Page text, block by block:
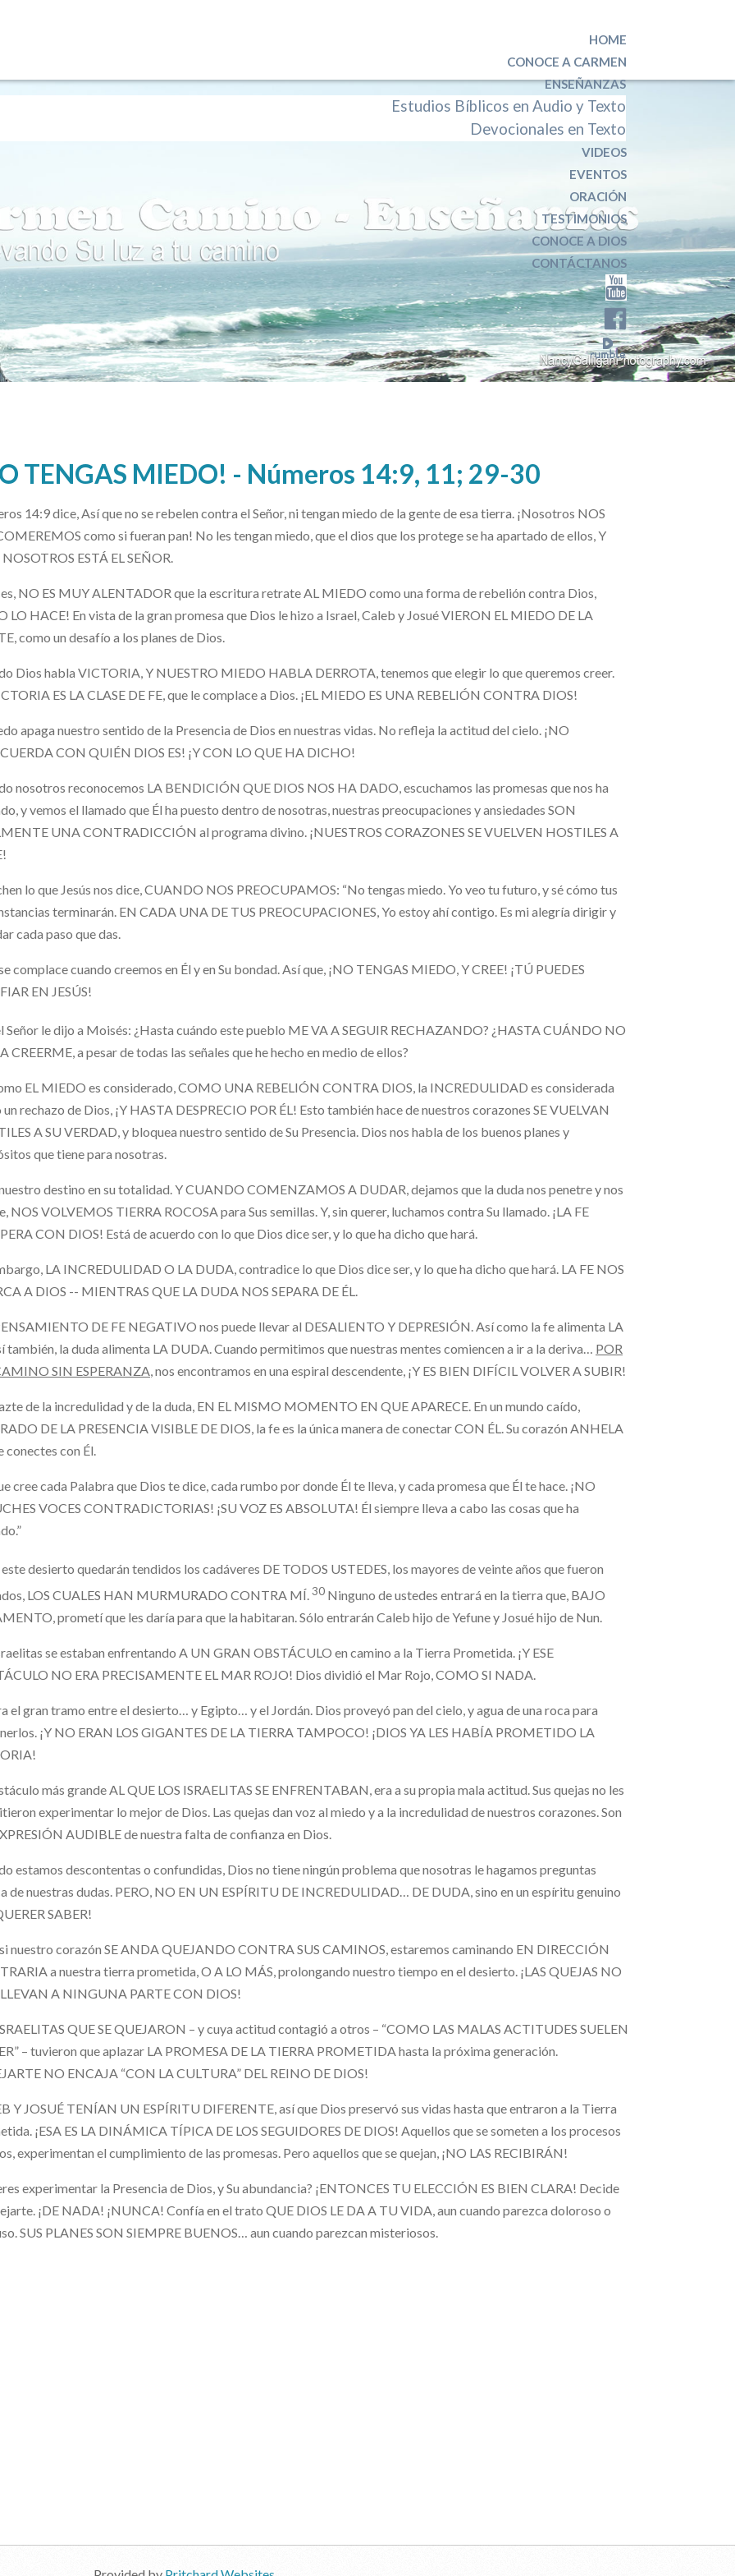
HOME
CONOCE A CARMEN
ENSEÑANZAS
Estudios Bíblicos en Audio y Texto
Devocionales en Texto
VIDEOS
EVENTOS
ORACIÓN
TESTIMONIOS
CONOCE A DIOS
CONTÁCTANOS
TENGAS MIEDO! - Números 14:9, 11; 29-30
14:9 dice, Así que no se rebelen contra el Señor, ni tengan miedo de la gente de esa tierra. ¡Nosotros NOS
como si fueran pan! No les tengan miedo, que el dios que los protege se ha apartado de ellos, Y
ESTÁ EL SEÑOR.
NO ES MUY ALENTADOR que la escritura retrate AL MIEDO como una forma de rebelión contra Dios,
LO HACE! En vista de la gran promesa que Dios le hizo a Israel, Caleb y Josué VIERON EL MIEDO DE LA
como un desafío a los planes de Dios.
Dios habla VICTORIA, Y NUESTRO MIEDO HABLA DERROTA, tenemos que elegir lo que queremos creer.
ES LA CLASE DE FE, que le complace a Dios. ¡EL MIEDO ES UNA REBELIÓN CONTRA DIOS!
apaga nuestro sentido de la Presencia de Dios en nuestras vidas. No refleja la actitud del cielo. ¡NO
CON QUIÉN DIOS ES! ¡Y CON LO QUE HA DICHO!
nosotros reconocemos LA BENDICIÓN QUE DIOS NOS HA DADO, escuchamos las promesas que nos ha
y vemos el llamado que Él ha puesto dentro de nosotras, nuestras preocupaciones y ansiedades SON
UNA CONTRADICCIÓN al programa divino. ¡NUESTROS CORAZONES SE VUELVEN HOSTILES A
lo que Jesús nos dice, CUANDO NOS PREOCUPAMOS: “No tengas miedo. Yo veo tu futuro, y sé cómo tus
terminarán. EN CADA UNA DE TUS PREOCUPACIONES, Yo estoy ahí contigo. Es mi alegría dirigir y
cada paso que das.
complace cuando creemos en Él y en Su bondad. Así que, ¡NO TENGAS MIEDO, Y CREE! ¡TÚ PUEDES
EN JESÚS!
Señor le dijo a Moisés: ¿Hasta cuándo este pueblo ME VA A SEGUIR RECHAZANDO? ¿HASTA CUÁNDO NO
CREERME, a pesar de todas las señales que he hecho en medio de ellos?
EL MIEDO es considerado, COMO UNA REBELIÓN CONTRA DIOS, la INCREDULIDAD es considerada
rechazo de Dios, ¡Y HASTA DESPRECIO POR ÉL! Esto también hace de nuestros corazones SE VUELVAN
A SU VERDAD, y bloquea nuestro sentido de Su Presencia. Dios nos habla de los buenos planes y
que tiene para nosotras.
destino en su totalidad. Y CUANDO COMENZAMOS A DUDAR, dejamos que la duda nos penetre y nos
NOS VOLVEMOS TIERRA ROCOSA para Sus semillas. Y, sin querer, luchamos contra Su llamado. ¡LA FE
CON DIOS! Está de acuerdo con lo que Dios dice ser, y lo que ha dicho que hará.
LA INCREDULIDAD O LA DUDA, contradice lo que Dios dice ser, y lo que ha dicho que hará. LA FE NOS
A DIOS -- MIENTRAS QUE LA DUDA NOS SEPARA DE ÉL.
DE FE NEGATIVO nos puede llevar al DESALIENTO Y DEPRESIÓN. Así como la fe alimenta LA
también, la duda alimenta LA DUDA. Cuando permitimos que nuestras mentes comiencen a ir a la deriva… POR
SIN ESPERANZA, nos encontramos en una espiral descendente, ¡Y ES BIEN DIFÍCIL VOLVER A SUBIR!
de la incredulidad y de la duda, EN EL MISMO MOMENTO EN QUE APARECE. En un mundo caído,
DE LA PRESENCIA VISIBLE DE DIOS, la fe es la única manera de conectar CON ÉL. Su corazón ANHELA
conectes con Él.
cree cada Palabra que Dios te dice, cada rumbo por donde Él te lleva, y cada promesa que Él te hace. ¡NO
VOCES CONTRADICTORIAS! ¡SU VOZ ES ABSOLUTA! Él siempre lleva a cabo las cosas que ha
este desierto quedarán tendidos los cadáveres DE TODOS USTEDES, los mayores de veinte años que fueron
LOS CUALES HAN MURMURADO CONTRA MÍ.30 Ninguno de ustedes entrará en la tierra que, BAJO
prometí que les daría para que la habitaran. Sólo entrarán Caleb hijo de Yefune y Josué hijo de Nun.
se estaban enfrentando A UN GRAN OBSTÁCULO en camino a la Tierra Prometida. ¡Y ESE
NO ERA PRECISAMENTE EL MAR ROJO! Dios dividió el Mar Rojo, COMO SI NADA.
el gran tramo entre el desierto… y Egipto… y el Jordán. Dios proveyó pan del cielo, y agua de una roca para
¡Y NO ERAN LOS GIGANTES DE LA TIERRA TAMPOCO! ¡DIOS YA LES HABÍA PROMETIDO LA
más grande AL QUE LOS ISRAELITAS SE ENFRENTABAN, era a su propia mala actitud. Sus quejas no les
experimentar lo mejor de Dios. Las quejas dan voz al miedo y a la incredulidad de nuestros corazones. Son
AUDIBLE de nuestra falta de confianza en Dios.
estamos descontentas o confundidas, Dios no tiene ningún problema que nosotras le hagamos preguntas
de nuestras dudas. PERO, NO EN UN ESPÍRITU DE INCREDULIDAD… DE DUDA, sino en un espíritu genuino
SABER!
nuestro corazón SE ANDA QUEJANDO CONTRA SUS CAMINOS, estaremos caminando EN DIRECCIÓN
a nuestra tierra prometida, O A LO MÁS, prolongando nuestro tiempo en el desierto. ¡LAS QUEJAS NO
A NINGUNA PARTE CON DIOS!
QUE SE QUEJARON – y cuya actitud contagió a otros – “COMO LAS MALAS ACTITUDES SUELEN
– tuvieron que aplazar LA PROMESA DE LA TIERRA PROMETIDA hasta la próxima generación.
NO ENCAJA “CON LA CULTURA” DEL REINO DE DIOS!
Y JOSUÉ TENÍAN UN ESPÍRITU DIFERENTE, así que Dios preservó sus vidas hasta que entraron a la Tierra
¡ESA ES LA DINÁMICA TÍPICA DE LOS SEGUIDORES DE DIOS! Aquellos que se someten a los procesos
experimentan el cumplimiento de las promesas. Pero aquellos que se quejan, ¡NO LAS RECIBIRÁN!
experimentar la Presencia de Dios, y Su abundancia? ¡ENTONCES TU ELECCIÓN ES BIEN CLARA! Decide
¡DE NADA! ¡NUNCA! Confía en el trato QUE DIOS LE DA A TU VIDA, aun cuando parezca doloroso o
SUS PLANES SON SIEMPRE BUENOS… aun cuando parezcan misteriosos.